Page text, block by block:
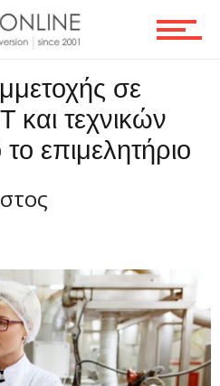
σε
και τεχνικών
επιμελητήριο